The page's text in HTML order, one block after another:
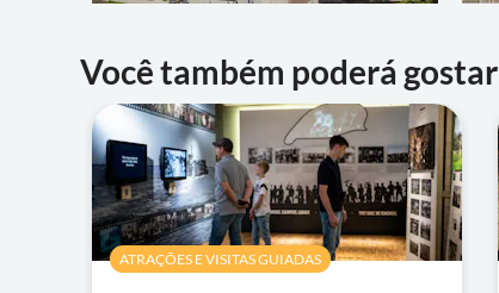
Você também poderá gostar
ATRAÇÕES E VISITAS GUIADAS